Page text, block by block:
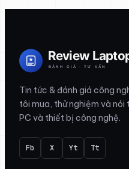
Tin tức & đánh giá công
tôi mua, thử nghiệm và
PC và thiết bị công nghệ.
Fb X Yt Tt